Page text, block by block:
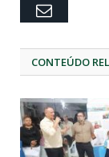
Email
CONTEÚDO